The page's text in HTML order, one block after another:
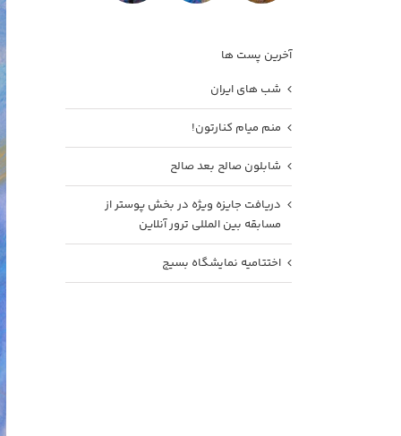
آخرین پست ها
شب های ایران
منم میام کنارتون!
شابلون صالح بعد صالح
دریافت جایزه ویژه در بخش پوستر از
مسابقه بین المللی ترور آنلاین
اختتامیه نمایشگاه بسیج